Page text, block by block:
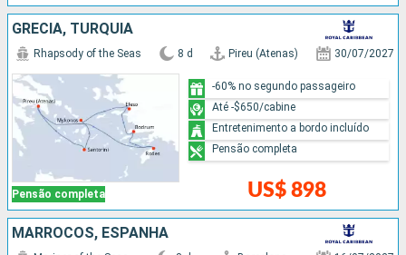
GRÉCIA, TURQUIA
Pensão completa
Rhapsody of the Seas 8 d Pireu (Atenas) 30/07/2027
US$ 898
-60% no segundo passageiro
Até -$650/cabine
Entretenimento a bordo incluído
Pensão completa
MARROCOS, ESPANHA